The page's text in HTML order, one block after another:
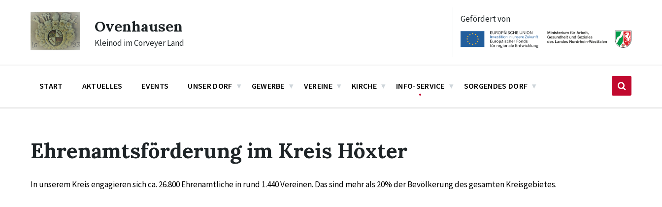
navigation
Ovenhausen
Kleinod im Corveyer Land
Gefördert von
START AKTUELLES EVENTS UNSER DORF GEWERBE VEREINE KIRCHE INFO-SERVICE SORGENDES DORF
Ehrenamtsförderung im Kreis Höxter
In unserem Kreis engagieren sich ca. 26.800 Ehrenamtliche in rund 1.440 Vereinen. Das sind mehr als 20% der Bevölkerung des gesamten Kreisgebietes.